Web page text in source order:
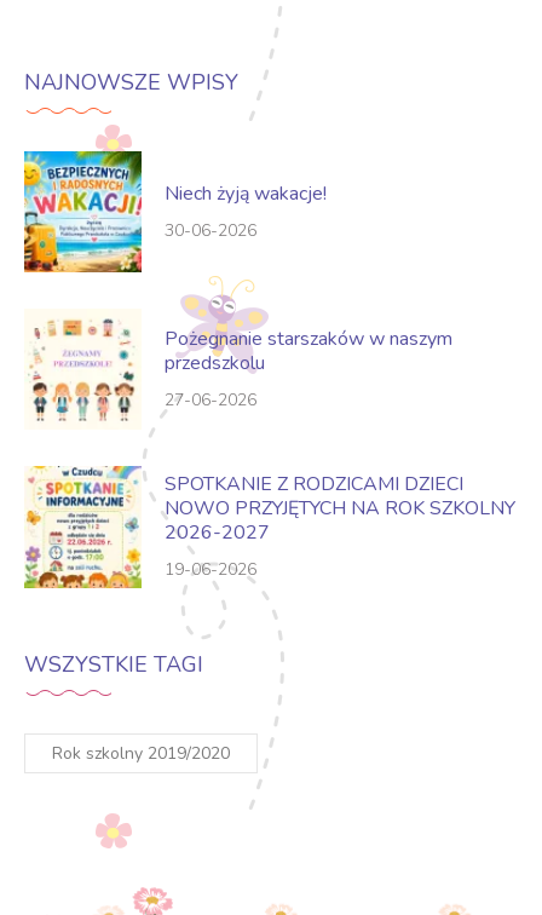
NAJNOWSZE WPISY
Niech żyją wakacje!
30-06-2026
Pożegnanie starszaków w naszym
przedszkolu
27-06-2026
SPOTKANIE Z RODZICAMI DZIECI
NOWO PRZYJĘTYCH NA ROK SZKOLNY
2026-2027
19-06-2026
WSZYSTKIE TAGI
Rok szkolny 2019/2020